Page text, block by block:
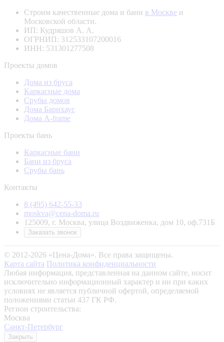
Строим качественные дома и бани в Москве и
Московской области.
ИП: Кудряшов А. А.
ОГРНИП: 312533107200016
ИНН: 531301277508
Проекты домов
Дома из бруса
Каркасные дома
Срубы домов
Дома Барнхаус
Дома A-frame
Проекты бань
Каркасные бани
Бани из бруса
Срубы бань
Контакты
8 (495) 642-55-33
moskva@cena-doma.ru
125009, г. Москва, улица Воздвиженка, дом 10, оф.731Б
Заказать звонок
© 2012-2026 «Цена-Дома». Все права защищены.
Карта сайта Политика конфиденциальности
Любая информация, представленная на данном сайте, носит
исключительно информационный характер и ни при каких
условиях не является публичной офертой, определяемой
положениями статьи 437 ГК РФ.
Регион строительства:
Москва
Санкт-Петербург
Закрыть